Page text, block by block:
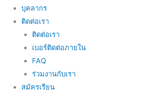
บุคลากร
ติดต่อเรา
ติดต่อเรา
เบอร์ติดต่อภายใน
FAQ
ร่วมงานกับเรา
สมัครเรียน